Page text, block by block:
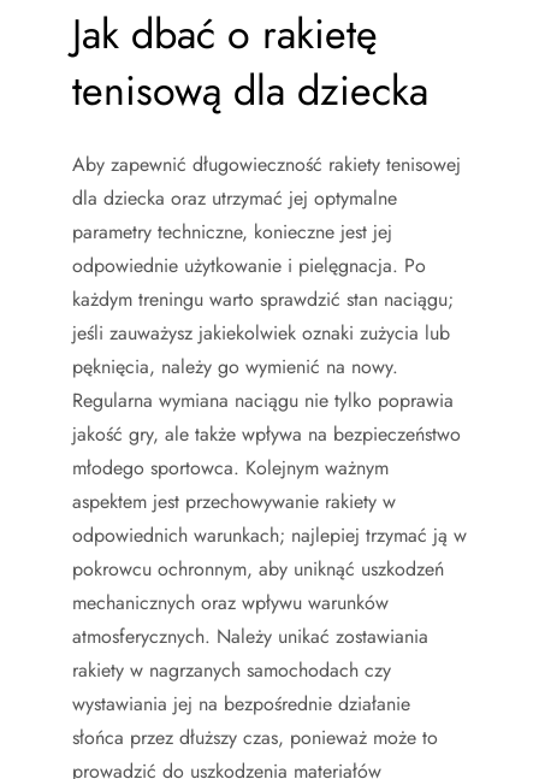
Jak dbać o rakietę
tenisową dla dziecka
Aby zapewnić długowieczność rakiety tenisowej
dla dziecka oraz utrzymać jej optymalne
parametry techniczne, konieczne jest jej
odpowiednie użytkowanie i pielęgnacja. Po
każdym treningu warto sprawdzić stan naciągu;
jeśli zauważysz jakiekolwiek oznaki zużycia lub
pęknięcia, należy go wymienić na nowy.
Regularna wymiana naciągu nie tylko poprawia
jakość gry, ale także wpływa na bezpieczeństwo
młodego sportowca. Kolejnym ważnym
aspektem jest przechowywanie rakiety w
odpowiednich warunkach; najlepiej trzymać ją w
pokrowcu ochronnym, aby uniknąć uszkodzeń
mechanicznych oraz wpływu warunków
atmosferycznych. Należy unikać zostawiania
rakiety w nagrzanych samochodach czy
wystawiania jej na bezpośrednie działanie
słońca przez dłuższy czas, ponieważ może to
prowadzić do uszkodzenia materiałów